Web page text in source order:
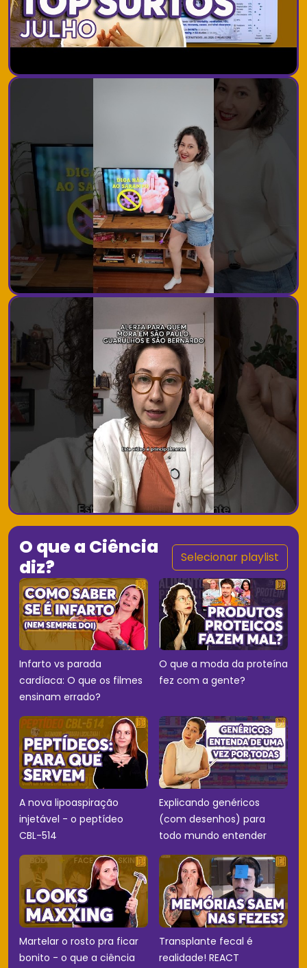
O que a Ciência
diz?
Selecionar playlist
Infarto vs parada
cardíaca: O que os filmes
ensinam errado?
O que a moda da proteína
fez com a gente?
A nova lipoaspiração
injetável - o peptídeo
CBL-514
Explicando genéricos
(com desenhos) para
todo mundo entender
Martelar o rosto pra ficar
bonito - o que a ciência
Transplante fecal é
realidade! REACT